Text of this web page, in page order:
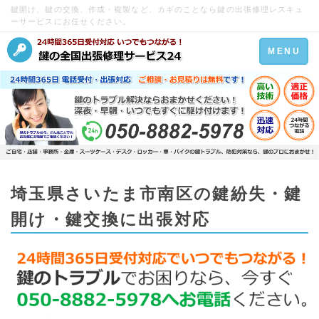
鍵開け、鍵の交換、作成・複製など、カギのことなら鍵の出張修理レスキュ
ーサービスにお任せください。
Toggle
navigation
MENU
埼玉県さいたま市南区の鍵紛失・鍵
開け・鍵交換に出張対応